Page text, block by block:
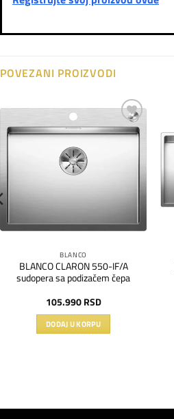
POVEZANI PROIZVODI
Dodaj
na
BLANCO
BLANCO CLARON 550-IF/A
sudopera sa podizačem čepa
105.990 RSD
DODAJ U KORPU